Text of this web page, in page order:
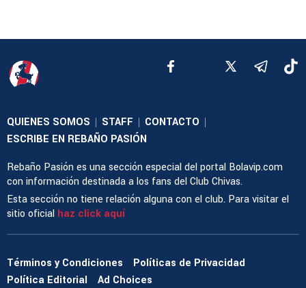
QUIENES SOMOS | STAFF | CONTACTO |
ESCRIBE EN REBAÑO PASIÓN
Rebaño Pasión es una sección especial del portal Bolavip.com
con información destinada a los fans del Club Chivas.
Esta sección no tiene relación alguna con el club. Para visitar el
sitio oficial haz click aquí
Términos y Condiciones
Políticas de Privacidad
Política Editorial
Ad Choices